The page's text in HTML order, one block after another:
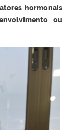
hormonais
ou